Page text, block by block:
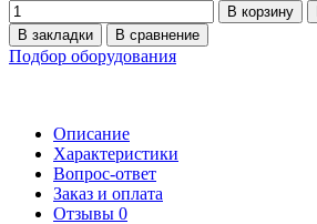
В корзину
В закладки
В сравнение
Подбор оборудования
Описание
Характеристики
Вопрос-ответ
Заказ и оплата
Отзывы 0